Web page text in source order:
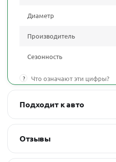
Диаметр
Производитель
Сезонность
? Что означают эти цифры?
Подходит к авто
Отзывы